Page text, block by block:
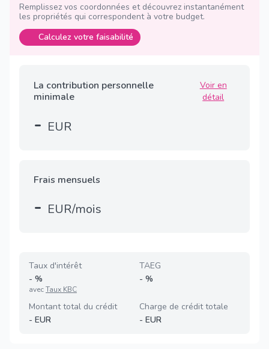
Remplissez vos coordonnées et découvrez instantanément
les propriétés qui correspondent à votre budget.
Calculez votre faisabilité
La contribution personnelle
minimale
Voir en
détail
- EUR
Frais mensuels
- EUR/mois
Taux d'intérêt
- %
avecTaux KBC
TAEG
- %
Montant total du crédit
- EUR
Charge de crédit totale
- EUR